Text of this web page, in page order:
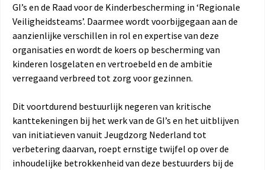
GI’s en de Raad voor de Kinderbescherming in ‘Regionale
Veiligheidsteams’. Daarmee wordt voorbijgegaan aan de
aanzienlijke verschillen in rol en expertise van deze
organisaties en wordt de koers op bescherming van
kinderen losgelaten en vertroebeld en de ambitie
verregaand verbreed tot zorg voor gezinnen.
Dit voortdurend bestuurlijk negeren van kritische
kanttekeningen bij het werk van de GI’s en het uitblijven
van initiatieven vanuit Jeugdzorg Nederland tot
verbetering daarvan, roept ernstige twijfel op over de
inhoudelijke betrokkenheid van deze bestuurders bij de